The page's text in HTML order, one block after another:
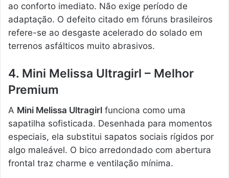
ao conforto imediato. Não exige período de
adaptação. O defeito citado em fóruns brasileiros
refere-se ao desgaste acelerado do solado em
terrenos asfálticos muito abrasivos.
4. Mini Melissa Ultragirl – Melhor
Premium
A Mini Melissa Ultragirl funciona como uma
sapatilha sofisticada. Desenhada para momentos
especiais, ela substitui sapatos sociais rígidos por
algo maleável. O bico arredondado com abertura
frontal traz charme e ventilação mínima.